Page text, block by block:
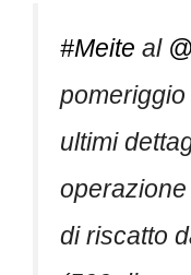
#Meite al
ultimi
di riscatto